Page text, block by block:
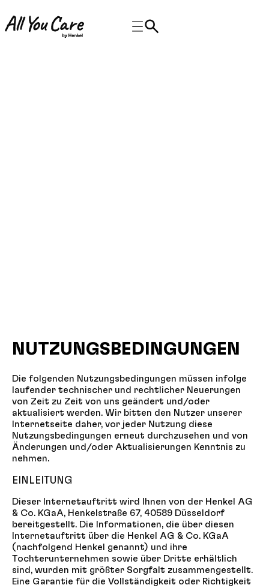
NUTZUNGSBEDINGUNGEN
Die folgenden Nutzungsbedingungen müssen infolge
laufender technischer und rechtlicher Neuerungen
von Zeit zu Zeit von uns geändert und/oder
aktualisiert werden. Wir bitten den Nutzer unserer
Internetseite daher, vor jeder Nutzung diese
Nutzungsbedingungen erneut durchzusehen und von
Änderungen und/oder Aktualisierungen Kenntnis zu
nehmen.
EINLEITUNG
Dieser Internetauftritt wird Ihnen von der Henkel AG
& Co. KGaA, Henkelstraße 67, 40589 Düsseldorf
bereitgestellt. Die Informationen, die über diesen
Internetauftritt über die Henkel AG & Co. KGaA
(nachfolgend Henkel genannt) und ihre
Tochterunternehmen sowie über Dritte erhältlich
sind, wurden mit größter Sorgfalt zusammengestellt.
Eine Garantie für die Vollständigkeit oder Richtigkeit